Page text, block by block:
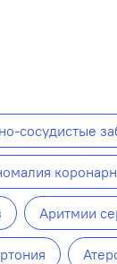
сосудистые
Аритмии